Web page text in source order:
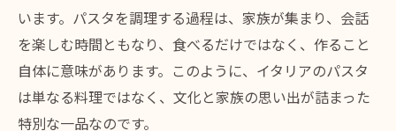
います。パスタを調理する過程は、家族が集まり、会話
を楽しむ時間ともなり、食べるだけではなく、作ること
自体に意味があります。このように、イタリアのパスタ
は単なる料理ではなく、文化と家族の思い出が詰まった
特別な一品なのです。